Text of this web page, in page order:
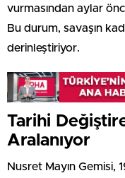
vurmasından aylar
Bu durum, savaşın
derinleştiriyor.
Tarihi
Aralanıyor
Nusret Mayın Gemisi,